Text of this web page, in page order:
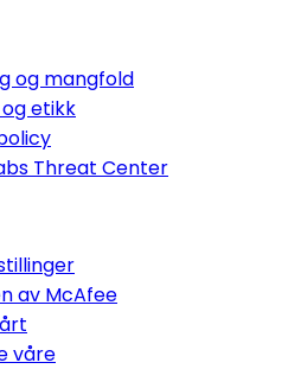
og mangfold
etikk
Threat Center
av McAfee
våre